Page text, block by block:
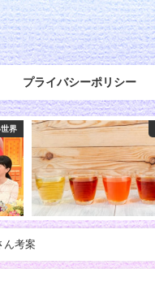
プライバシーポリシー
界
ん考案